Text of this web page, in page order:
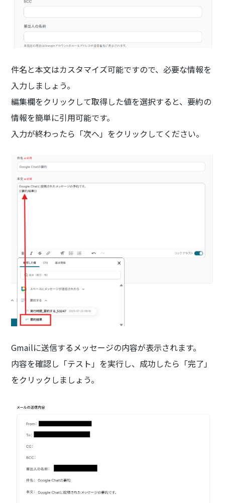
件名と本文はカスタマイズ可能ですので、必要な情報を
入力しましょう。
編集欄をクリックして取得した値を選択すると、要約の
情報を簡単に引用可能です。
入力が終わったら「次へ」をクリックしてください。
Gmailに送信するメッセージの内容が表示されます。
内容を確認し「テスト」を実行し、成功したら「完了」
をクリックしましょう。